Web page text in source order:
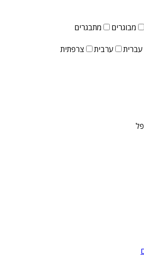
מבוגרים
מתבגרים
עברית ערבית צרפתית